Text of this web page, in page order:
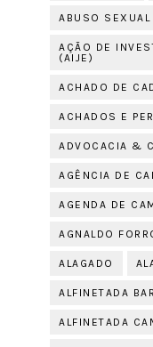
ABUSO
AÇÃO DE
(AIJE)
ACHADO DE
ACHADOS E
ADVOCACIA &
AGÊNCIA DE
AGENDA DE
AGNALDO
ALAGADO
ALFINETADA
ALFINETADA